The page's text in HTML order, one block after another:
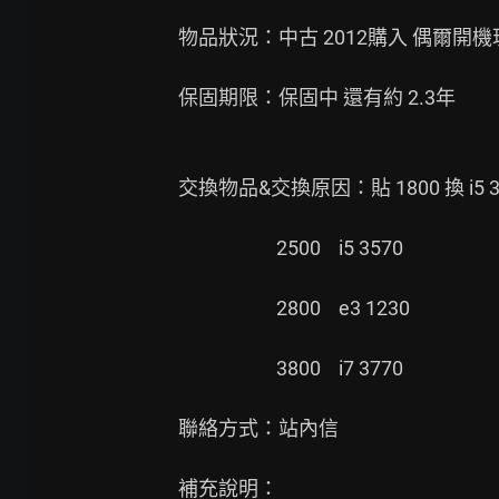
物品狀況：中古 2012購入 偶爾開機
保固期限：保固中 還有約 2.3年
交換物品&交換原因：貼 1800 換 i5
聯絡方式：站內信
補充說明：